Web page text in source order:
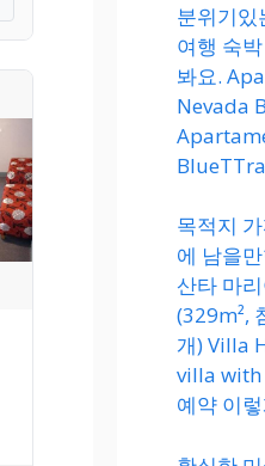
분위기있
여행 숙
봐요.
Nevada
목적지
에 남을
산타 마
(329m²,
개) Villa
villa with
예약 이